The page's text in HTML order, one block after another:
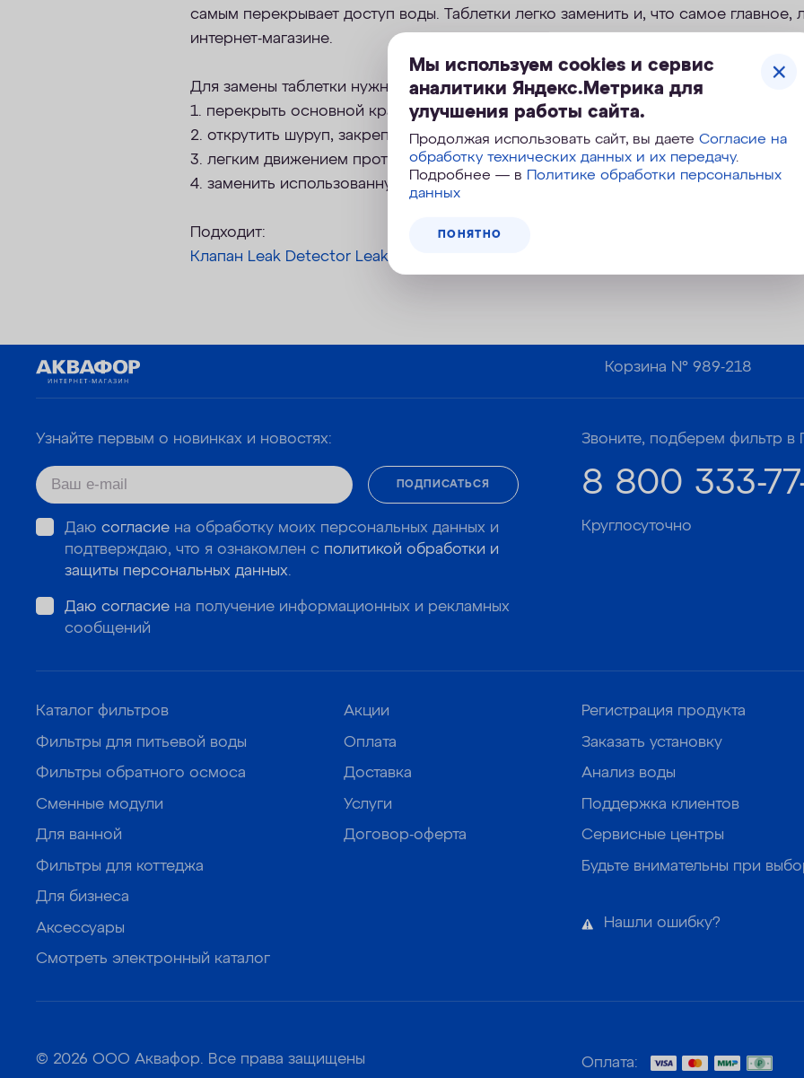
самым перекрывает доступ воды. Таблетки легко заменить и, что самое главное,
интернет-магазине.
Для замены таблетки нужно:
1. перекрыть основной кран подачи воды на фильтр;
2. открутить шуруп, закрепляющий корпус клапана с основанием;
3. легким движением против часовой стрелки снять верхнюю часть корпуса;
4. заменить использованную таблетку на новую и произвести п. 1, 2, 3 в
Подходит:
Клапан Leak Detector Leak Detector 1/4JG
Мы используем cookies и сервис
аналитики Яндекс.Метрика для
улучшения работы сайта.
Продолжая использовать сайт, вы даете Согласие на
обработку технических данных и их передачу.
Подробнее — в
Политике обработки персональных
данных
ПОНЯТНО
Корзина №989-218
Узнайте первым о новинках и новостях:
ПОДПИСАТЬСЯ
Даю согласиена обработку моих персональных данных и
подтверждаю, что я ознакомлен с политикой обработки и
защиты персональных данных.
Даю согласиена получение информационных и рекламных
сообщений
Звоните, подберем фильтр в
8 800 333-
Круглосуточно
Каталог фильтров
Фильтры для питьевой воды
Фильтры обратного осмоса
Сменные модули
Для ванной
Фильтры для коттеджа
Для бизнеса
Аксессуары
Смотреть электронный каталог
Акции
Оплата
Доставка
Услуги
Договор-оферта
Регистрация продукта
Заказать установку
Анализ воды
Поддержка клиентов
Сервисные центры
Будьте внимательны при
Нашли ошибку?
© 2026 ООО Аквафор. Все права защищены Оплата: